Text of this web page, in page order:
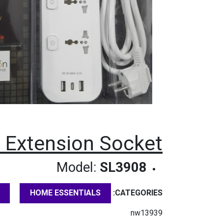
Socket
Model: SL3908
CATEGORIES:
HOME ESSENTIALS
nw13939